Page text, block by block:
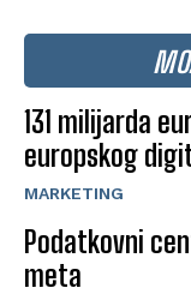
131 milijarda
europskog
MARKETING
Podatkovni
meta